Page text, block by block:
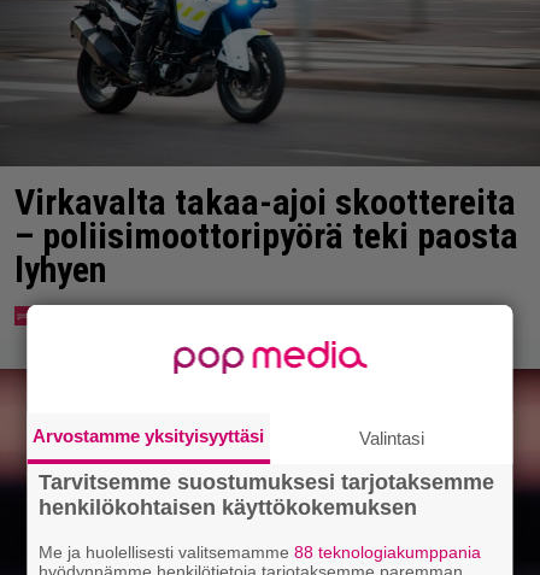
Virkavalta takaa-ajoi skoottereita
– poliisimoottoripyörä teki paosta
lyhyen
Arvostamme yksityisyyttäsi Valintasi
Tarvitsemme suostumuksesi tarjotaksemme
henkilökohtaisen käyttökokemuksen
Me ja huolellisesti valitsemamme88 teknologiakumppania